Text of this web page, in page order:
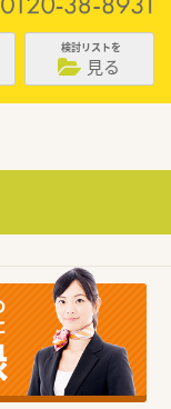
検討リストを
見る